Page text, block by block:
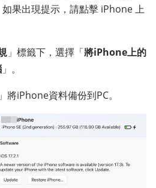
如果出現提示，請點擊 iPhone 上
」標籤下，選擇「將iPhone上的
」。
將iPhone資料備份到PC。